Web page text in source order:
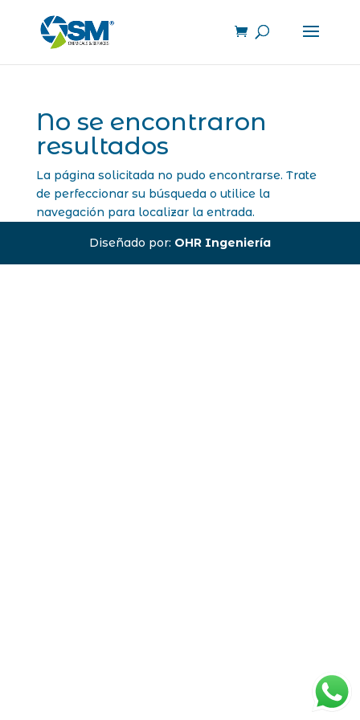
No se encontraron
resultados
La página solicitada no pudo encontrarse. Trate
de perfeccionar su búsqueda o utilice la
navegación para localizar la entrada.
Diseñado por: OHR Ingeniería